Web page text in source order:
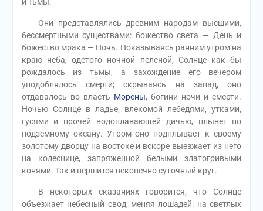
Они представлялись древним народам высшими,
бессмертными существами: божество света — День и
божество мрака — Ночь. Показываясь ранним утром на
краю неба, одетого ночной пеленой, Солнце как бы
рождалось из тьмы, а захождение его вечером
уподоблялось смерти; скрываясь на запад, оно
отдавалось во власть Морены, богини ночи и смерти.
Ночью Солнце в ладье, влекомой лебедями, утками,
гусями и прочей водоплавающей дичью, плывет по
подземному океану. Утром оно подплывает к своему
золотому дворцу на востоке и вскоре выезжает из него
на колеснице, запряженной белыми златогривыми
конями. Так и вершится вековечно суточный круг.
В некоторых сказаниях говорится, что Солнце
объезжает небесный свод, меняя лошадей: на светлых